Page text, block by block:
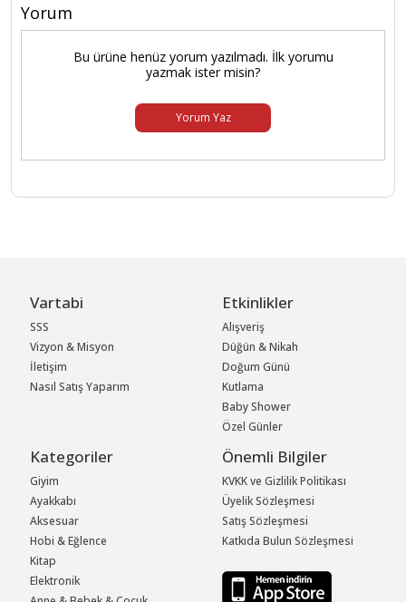
Yorum
Bu ürüne henüz yorum yazılmadı. İlk yorumu
yazmak ister misin?
Yorum Yaz
Vartabi
SSS
Vizyon & Misyon
İletişim
Nasıl Satış Yaparım
Etkinlikler
Alışveriş
Düğün & Nikah
Doğum Günü
Kutlama
Baby Shower
Özel Günler
Kategoriler
Giyim
Ayakkabı
Aksesuar
Hobi & Eğlence
Kitap
Elektronik
Önemli Bilgiler
KVKK ve Gizlilik Politikası
Üyelik Sözleşmesi
Satış Sözleşmesi
Katkıda Bulun Sözleşmesi